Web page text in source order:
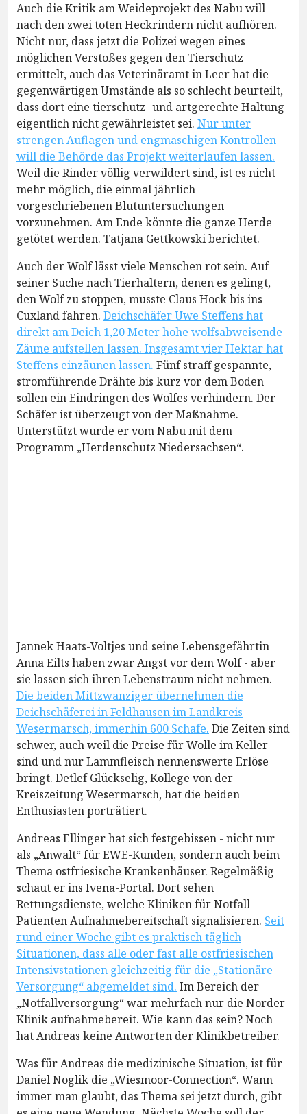
Auch die Kritik am Weideprojekt des Nabu will
nach den zwei toten Heckrindern nicht aufhören.
Nicht nur, dass jetzt die Polizei wegen eines
möglichen Verstoßes gegen den Tierschutz
ermittelt, auch das Veterinäramt in Leer hat die
gegenwärtigen Umstände als so schlecht beurteilt,
dass dort eine tierschutz- und artgerechte Haltung
eigentlich nicht gewährleistet sei. Nur unter
strengen Auflagen und engmaschigen Kontrollen
will die Behörde das Projekt weiterlaufen lassen.
Weil die Rinder völlig verwildert sind, ist es nicht
mehr möglich, die einmal jährlich
vorgeschriebenen Blutuntersuchungen
vorzunehmen. Am Ende könnte die ganze Herde
getötet werden. Tatjana Gettkowski berichtet.
Auch der Wolf lässt viele Menschen rot sein. Auf
seiner Suche nach Tierhaltern, denen es gelingt,
den Wolf zu stoppen, musste Claus Hock bis ins
Cuxland fahren. Deichschäfer Uwe Steffens hat
direkt am Deich 1,20 Meter hohe wolfsabweisende
Zäune aufstellen lassen. Insgesamt vier Hektar hat
Steffens einzäunen lassen. Fünf straff gespannte,
stromführende Drähte bis kurz vor dem Boden
sollen ein Eindringen des Wolfes verhindern. Der
Schäfer ist überzeugt von der Maßnahme.
Unterstützt wurde er vom Nabu mit dem
Programm „Herdenschutz Niedersachsen“.
Jannek Haats-Voltjes und seine Lebensgefährtin
Anna Eilts haben zwar Angst vor dem Wolf - aber
sie lassen sich ihren Lebenstraum nicht nehmen.
Die beiden Mittzwanziger übernehmen die
Deichschäferei in Feldhausen im Landkreis
Wesermarsch, immerhin 600 Schafe. Die Zeiten sind
schwer, auch weil die Preise für Wolle im Keller
sind und nur Lammfleisch nennenswerte Erlöse
bringt. Detlef Glückselig, Kollege von der
Kreiszeitung Wesermarsch, hat die beiden
Enthusiasten porträtiert.
Andreas Ellinger hat sich festgebissen - nicht nur
als „Anwalt“ für EWE-Kunden, sondern auch beim
Thema ostfriesische Krankenhäuser. Regelmäßig
schaut er ins Ivena-Portal. Dort sehen
Rettungsdienste, welche Kliniken für Notfall-
Patienten Aufnahmebereitschaft signalisieren. Seit
rund einer Woche gibt es praktisch täglich
Situationen, dass alle oder fast alle ostfriesischen
Intensivstationen gleichzeitig für die „Stationäre
Versorgung“ abgemeldet sind. Im Bereich der
„Notfallversorgung“ war mehrfach nur die Norder
Klinik aufnahmebereit. Wie kann das sein? Noch
hat Andreas keine Antworten der Klinikbetreiber.
Was für Andreas die medizinische Situation, ist für
Daniel Noglik die „Wiesmoor-Connection“. Wann
immer man glaubt, das Thema sei jetzt durch, gibt